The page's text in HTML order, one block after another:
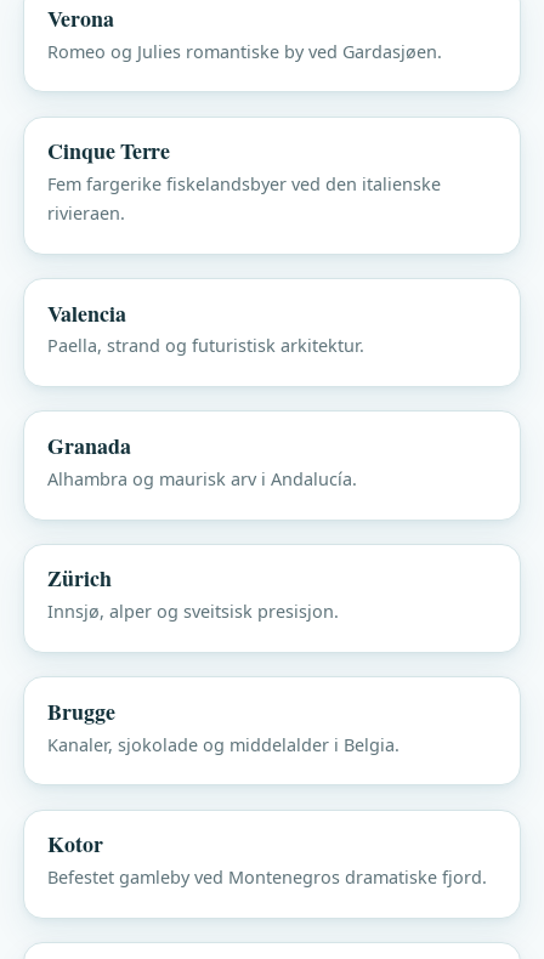
Verona
Romeo og Julies romantiske by ved Gardasjøen.
Cinque Terre
Fem fargerike fiskelandsbyer ved den italienske
rivieraen.
Valencia
Paella, strand og futuristisk arkitektur.
Granada
Alhambra og maurisk arv i Andalucía.
Zürich
Innsjø, alper og sveitsisk presisjon.
Brugge
Kanaler, sjokolade og middelalder i Belgia.
Kotor
Befestet gamleby ved Montenegros dramatiske fjord.